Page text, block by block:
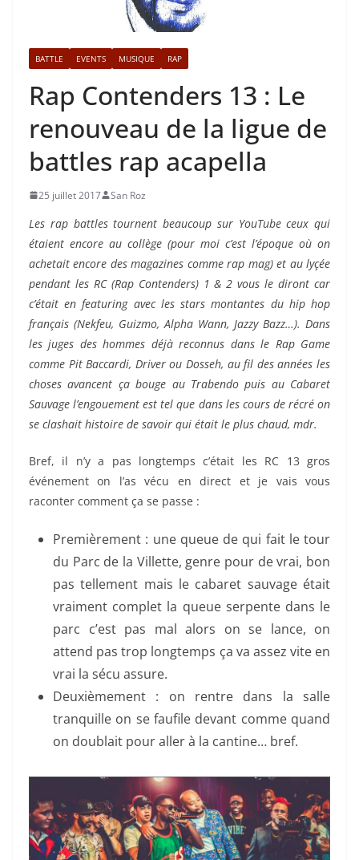
BATTLE EVENTS MUSIQUE RAP
Rap Contenders 13 : Le
renouveau de la ligue de
battles rap acapella
25 juillet 2017 San Roz
Les rap battles tournent beaucoup sur YouTube ceux qui
étaient encore au collège (pour moi c’est l’époque où on
achetait encore des magazines comme rap mag) et au lyçée
pendant les RC (Rap Contenders) 1 & 2 vous le diront car
c’était en featuring avec les stars montantes du hip hop
français (Nekfeu, Guizmo, Alpha Wann, Jazzy Bazz…). Dans
les juges des hommes déjà reconnus dans le Rap Game
comme Pit Baccardi, Driver ou Dosseh, au fil des années les
choses avancent ça bouge au Trabendo puis au Cabaret
Sauvage l’engouement est tel que dans les cours de récré on
se clashait histoire de savoir qui était le plus chaud, mdr.
Bref, il n’y a pas longtemps c’était les RC 13 gros
événement on l’as vécu en direct et je vais vous
raconter comment ça se passe :
Premièrement : une queue de qui fait le tour
du Parc de la Villette, genre pour de vrai, bon
pas tellement mais le cabaret sauvage était
vraiment complet la queue serpente dans le
parc c’est pas mal alors on se lance, on
attend pas trop longtemps ça va assez vite en
vrai la sécu assure.
Deuxièmement : on rentre dans la salle
tranquille on se faufile devant comme quand
on doublait pour aller à la cantine… bref.